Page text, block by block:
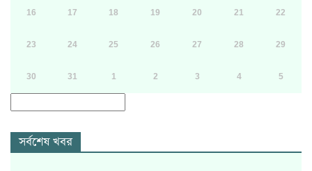
16 17 18 19 20 21 22
23 24 25 26 27 28 29
30 31 1 2 3 4 5
সর্বশেষ খবর